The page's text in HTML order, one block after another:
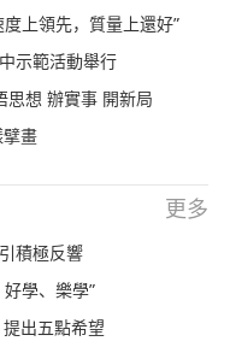
上領先，質量上還好”
示範活動舉行
想 辦實事 開新局
畫
更多
積極反響
學、樂學”
出五點希望